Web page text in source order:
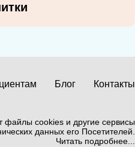
Блог Контакты
файлы cookies и другие сервисы
данных его Посетителей.
Читать подробнее...